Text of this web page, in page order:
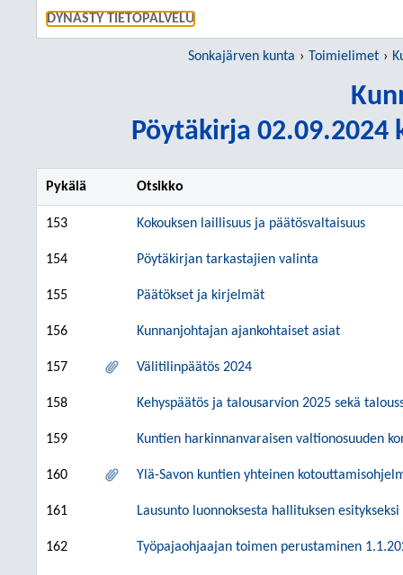
DYNASTY TIETOPALVELU
Sonkajärven kunta Toimielimet
Pöytäkirja 02.09.2024
Pykälä Otsikko
153 Kokouksen laillisuus ja päätösvaltaisuus
154 Pöytäkirjan tarkastajien valinta
155 Päätökset ja kirjelmät
156 Kunnanjohtajan ajankohtaiset asiat
157 Välitilinpäätös 2024
158 Kehyspäätös ja talousarvion 2025 sekä
159 Kuntien harkinnanvaraisen valtionosuuden
160 Ylä-Savon kuntien yhteinen
161 Lausunto luonnoksesta hallituksen
162 Työpajaohjaajan toimen perustaminen